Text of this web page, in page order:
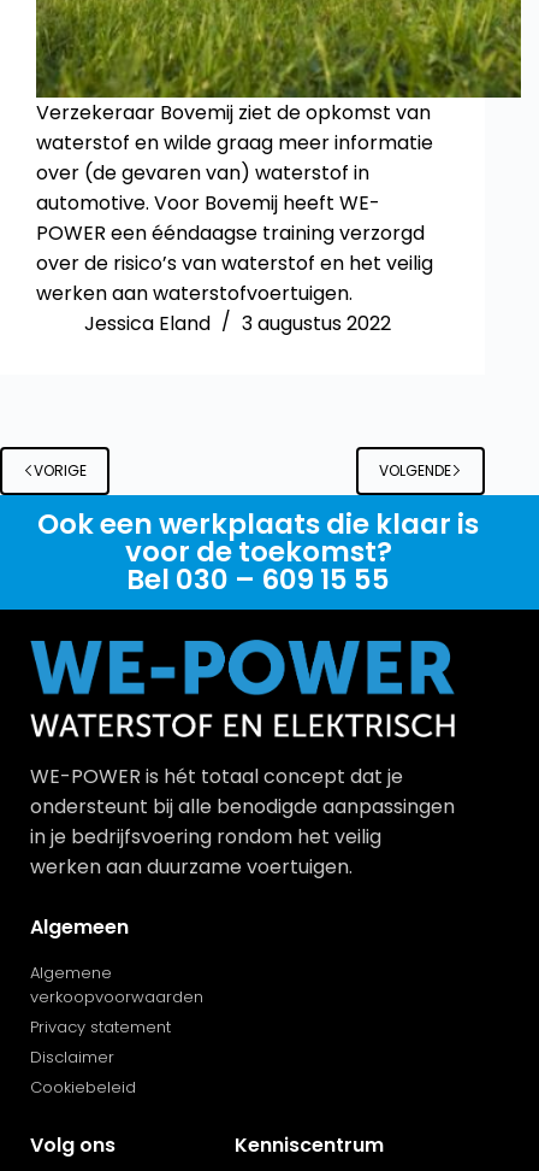
Verzekeraar Bovemij ziet de opkomst van
waterstof en wilde graag meer informatie
over (de gevaren van) waterstof in
automotive. Voor Bovemij heeft WE-
POWER een ééndaagse training verzorgd
over de risico’s van waterstof en het veilig
werken aan waterstofvoertuigen.
Jessica Eland
3 augustus 2022
VORIGE VOLGENDE
Ook een werkplaats die klaar is
voor de toekomst?
Bel 030 – 609 15 55
WE-POWER is hét totaal concept dat je
ondersteunt bij alle benodigde aanpassingen
in je bedrijfsvoering rondom het veilig
werken aan duurzame voertuigen.
Algemeen
Algemene
verkoopvoorwaarden
Privacy statement
Disclaimer
Cookiebeleid
Volg ons Kenniscentrum